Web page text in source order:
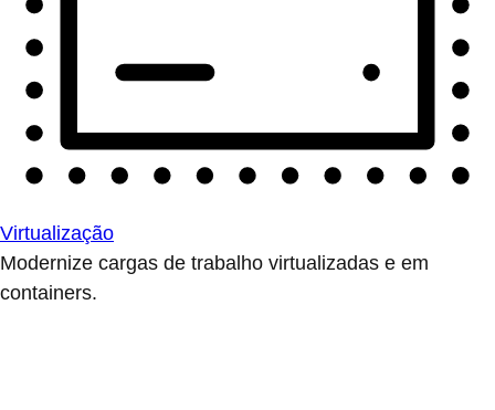
Virtualização
Modernize cargas de trabalho virtualizadas e em
containers.